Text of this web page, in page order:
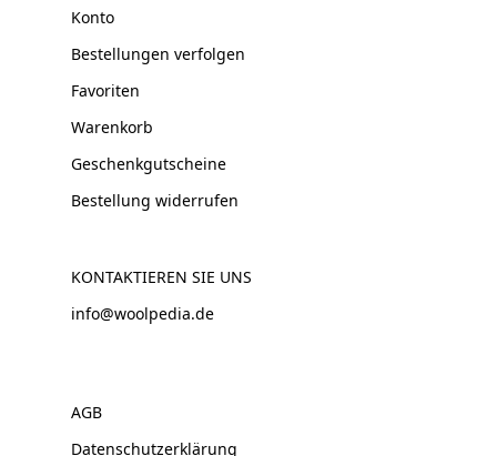
Konto
Bestellungen verfolgen
Favoriten
Warenkorb
Geschenkgutscheine
Bestellung widerrufen
KONTAKTIEREN SIE UNS
info@woolpedia.de
AGB
Datenschutzerklärung